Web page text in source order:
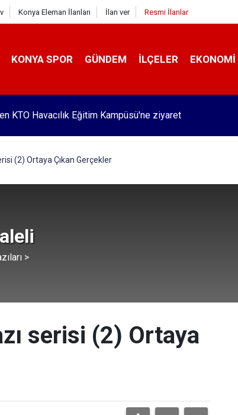
Konya Eleman İlanları İlan ver Resmi İlanlar
KONYA SPOR GÜNDEM İLÇELER EKONOMI
esnaf ziyareti
(2) Ortaya Çıkan Gerçekler
>
serisi (2) Ortaya